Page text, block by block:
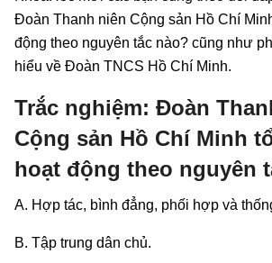
Đoàn Thanh niên Cộng sản Hồ Chí
động theo nguyên tắc nào? cũng như
hiểu về Đoàn TNCS Hồ Chí Minh.
Trắc nghiệm: Đoàn
Cộng sản Hồ Chí Minh
hoạt động theo nguyên
A. Hợp tác, bình đẳng, phối hợp và
B. Tập trung dân chủ.